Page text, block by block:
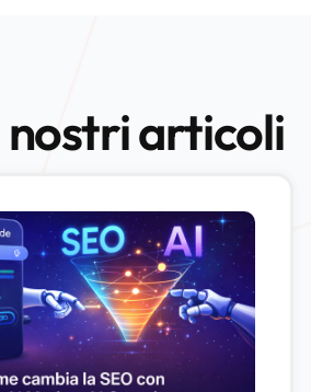
nostri articoli